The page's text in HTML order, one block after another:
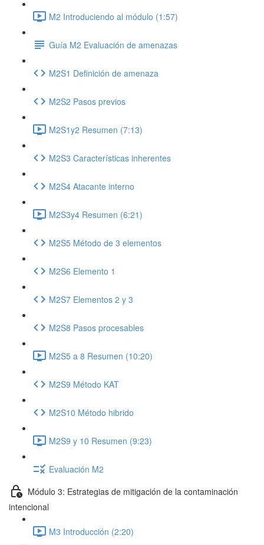
M2 Introduciendo al módulo (1:57)
Guía M2 Evaluación de amenazas
M2S1 Definición de amenaza
M2S2 Pasos previos
M2S1y2 Resumen (7:13)
M2S3 Características inherentes
M2S4 Atacante interno
M2S3y4 Resumen (6:21)
M2S5 Método de 3 elementos
M2S6 Elemento 1
M2S7 Elementos 2 y 3
M2S8 Pasos procesables
M2S5 a 8 Resumen (10:20)
M2S9 Método KAT
M2S10 Método hibrido
M2S9 y 10 Resumen (9:23)
Evaluación M2
Módulo 3: Estrategias de mitigación de la contaminación
intencional
M3 Introducción (2:20)